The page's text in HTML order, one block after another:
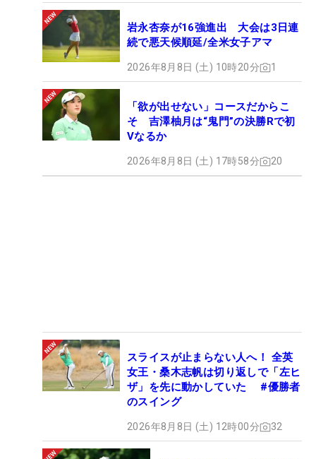
価格：5
,000円（税込み）
抽選20名様（先着順）
▼応募期間
応募開始日：3月11日（月）18:00
応募締め切り日：3月25日（月）23:59
Bプランのお申込みはこちらから※先着順※
皆様の温かい声援が選手・運営スタッフの大きな励
みになります。今年の「マイナビネクストヒロイン
ゴルフツアー」も応援の程、よろしくお願い致しま
す！！
■大会情報
岩永杏奈が16強進出 大会は3日連
続で悪天候順延/全米女子アマ
2026年8月8日 (土) 10時20分 1
「欲が出せない」コースだからこ
そ 吉澤柚月は“鬼門”の決勝Rで初
Vなるか
2026年8月8日 (土) 17時58分 20
スライスが止まらない人へ！ 全英
女王・桑木志帆は切り返しで「左ヒ
ザ」を先に動かしていた #優勝者
のスイング
2026年8月8日 (土) 12時00分 32